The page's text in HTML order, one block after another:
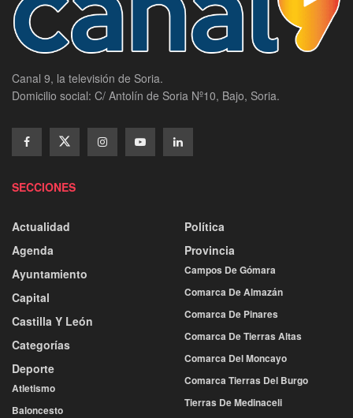
Canal 9, la televisión de Soria.
Domicilio social: C/ Antolín de Soria Nº10, Bajo, Soria.
SECCIONES
Actualidad
Agenda
Ayuntamiento
Capital
Castilla Y León
Categorías
Deporte
Atletismo
Baloncesto
Política
Provincia
Campos De Gómara
Comarca De Almazán
Comarca De Pinares
Comarca De Tierras Altas
Comarca Del Moncayo
Comarca Tierras Del Burgo
Tierras De Medinaceli